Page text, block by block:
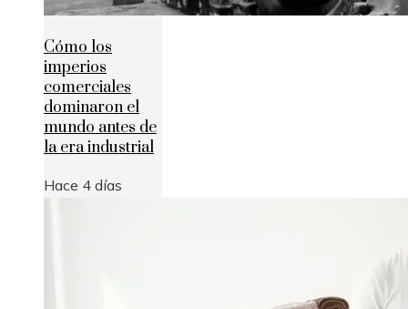
Cómo los
imperios
comerciales
dominaron el
mundo antes de
la era industrial
Hace 4 días